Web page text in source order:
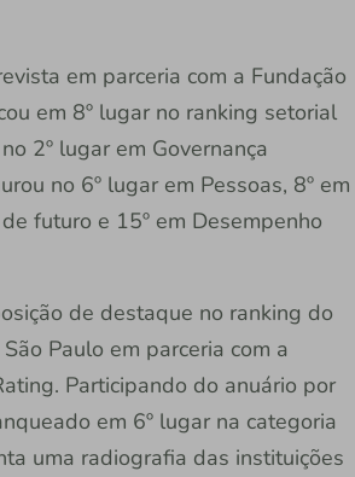
em parceria com a Fundação
em 8º lugar no ranking setorial
2º lugar em Governança
no 6º lugar em Pessoas, 8º em
futuro e 15º em Desempenho
de destaque no ranking do
Paulo em parceria com a
Participando do anuário por
em 6º lugar na categoria
uma radiografia das instituições